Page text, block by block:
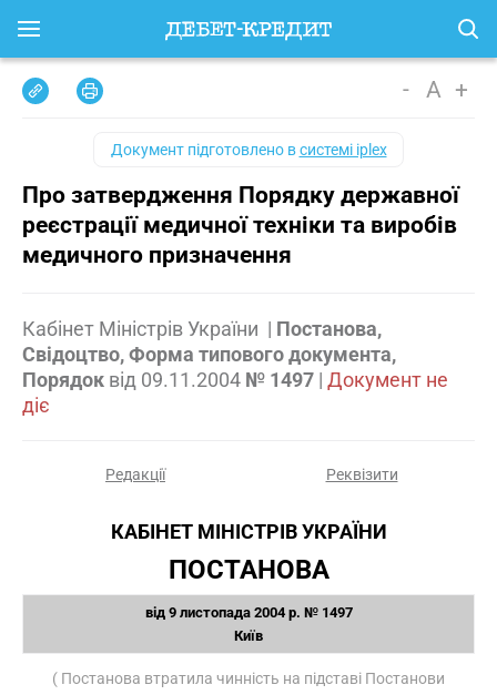
- A +
Документ підготовлено всистемі iplex
Про затвердження Порядку державної
реєстрації медичної техніки та виробів
медичного призначення
Кабінет Міністрів України | Постанова,
Свідоцтво, Форма типового документа,
Порядок від 09.11.2004 № 1497 | Документ не
діє
Редакції Реквізити
КАБІНЕТ МІНІСТРІВ УКРАЇНИ
ПОСТАНОВА
від 9 листопада 2004 р. № 1497
Київ
( Постанова втратила чинність на підставі Постанови